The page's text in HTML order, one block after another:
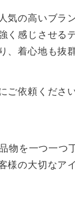
気の高いブ
く感じさせ
、着心地も抜群
ご依頼くだ
物を一つ一
様の大切な